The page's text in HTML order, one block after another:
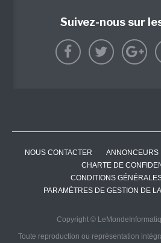
Suivez-nous sur
NOUS CONTACTER ANNONCEURS
CHARTE DE
CONDITIONS
PARAMÈTRES DE GESTION DE
Copyright ©
Toute reproduction ou représentation